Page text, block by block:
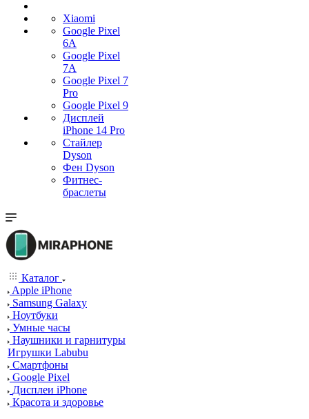
Xiaomi
Google Pixel
6A
Google Pixel
7А
Google Pixel 7
Pro
Google Pixel 9
Дисплей
iPhone 14 Pro
Стайлер
Dyson
Фен Dyson
Фитнес-
браслеты
Каталог
Apple iPhone
Samsung Galaxy
Ноутбуки
Умные часы
Наушники и гарнитуры
Игрушки Labubu
Смартфоны
Google Pixel
Дисплеи iPhone
Красота и здоровье